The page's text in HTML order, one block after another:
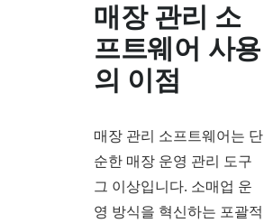
매장 관리 소
프트웨어 사용
의 이점
매장 관리 소프트웨어는 단
순한 매장 운영 관리 도구
그 이상입니다. 소매업 운
영 방식을 혁신하는 포괄적